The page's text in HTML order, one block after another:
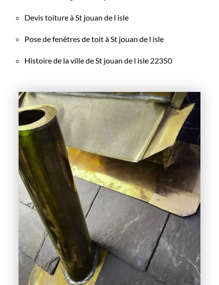
Devis toiture à St jouan de l isle
Pose de fenêtres de toit à St jouan de l isle
Histoire de la ville de St jouan de l isle 22350